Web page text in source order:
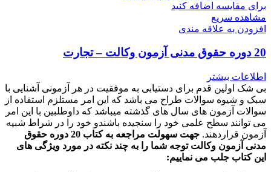
برای مقایسه اضافه کنید
مشاهده سریع
افزودن به علاقه مندی
20 دوره حقوق مدنی آزمون وکالت – تجارت
اطلاعات بیشتر
بی شک اولین قدم برای دستیابی به موفقیت در هر آزمونی آشنایی با
سبک و شیوه سوالات طراح می باشد که این امر مستلزم استفاده از
سوالات آزمون های سال های گذشته میباشد که داوطلبین با این امر
می توانند سطح علمی خود را سنجیده باشندو خود را در شراط شبیه
آزمون قراردهند.
جهت سهولت مراجعه به کتاب 20 دوره حقوق
مدنی آزمون وکالت توجه شما را به چند نکته در مورد ویژگی های
این کتاب جلب می نماییم: